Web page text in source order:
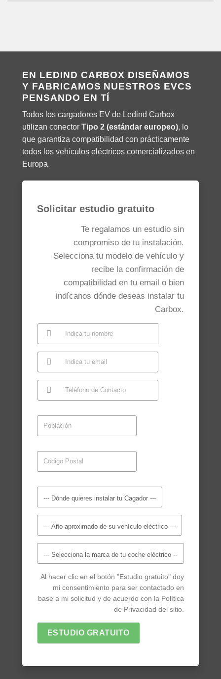
EN LEDIND CARBOX DISEÑAMOS
Y FABRICAMOS NUESTROS EVCS
PENSANDO EN TÍ
Todos los cargadores EV de Ledind Carbox
utilizan conector Tipo 2 (estándar europeo), lo
que garantiza compatibilidad con prácticamente
todos los vehículos eléctricos comercializados en
Europa.
Solicitar estudio gratuito
Te regalamos un estudio sin
compromiso de tu instalación.
Selecciona tu modelo de vehículo y
recibe la confirmación de
compatibilidad en tu email o bien
indícanos dónde deseas instalar tu
Carbox.
Al hacer clic en el botón "Estudio gratuito" doy
mi consentimiento para ser contactado en
base a mi solicitud y de acuerdo con la Política
de Privacidad del sitio.
ESTUDIO GRATUITO